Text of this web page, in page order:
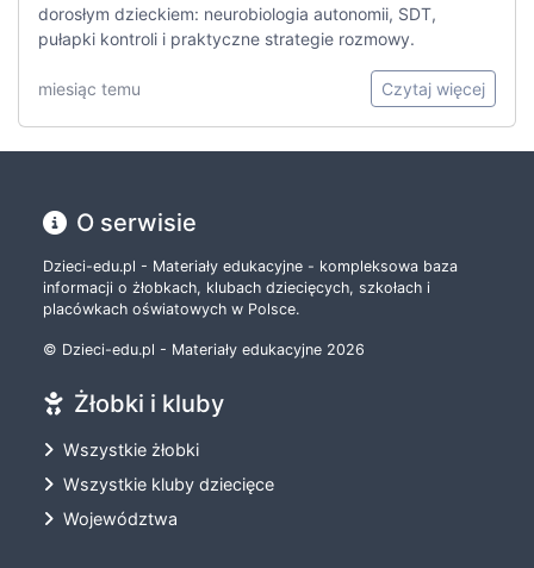
dorosłym dzieckiem: neurobiologia autonomii, SDT,
pułapki kontroli i praktyczne strategie rozmowy.
miesiąc temu Czytaj więcej
O serwisie
Dzieci-edu.pl - Materiały edukacyjne - kompleksowa baza
informacji o żłobkach, klubach dziecięcych, szkołach i
placówkach oświatowych w Polsce.
© Dzieci-edu.pl - Materiały edukacyjne 2026
Żłobki i kluby
Wszystkie żłobki
Wszystkie kluby dziecięce
Województwa